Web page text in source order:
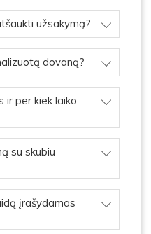
užsakymą?
dovaną?
ir per kiek laiko
su skubiu
įrašydamas